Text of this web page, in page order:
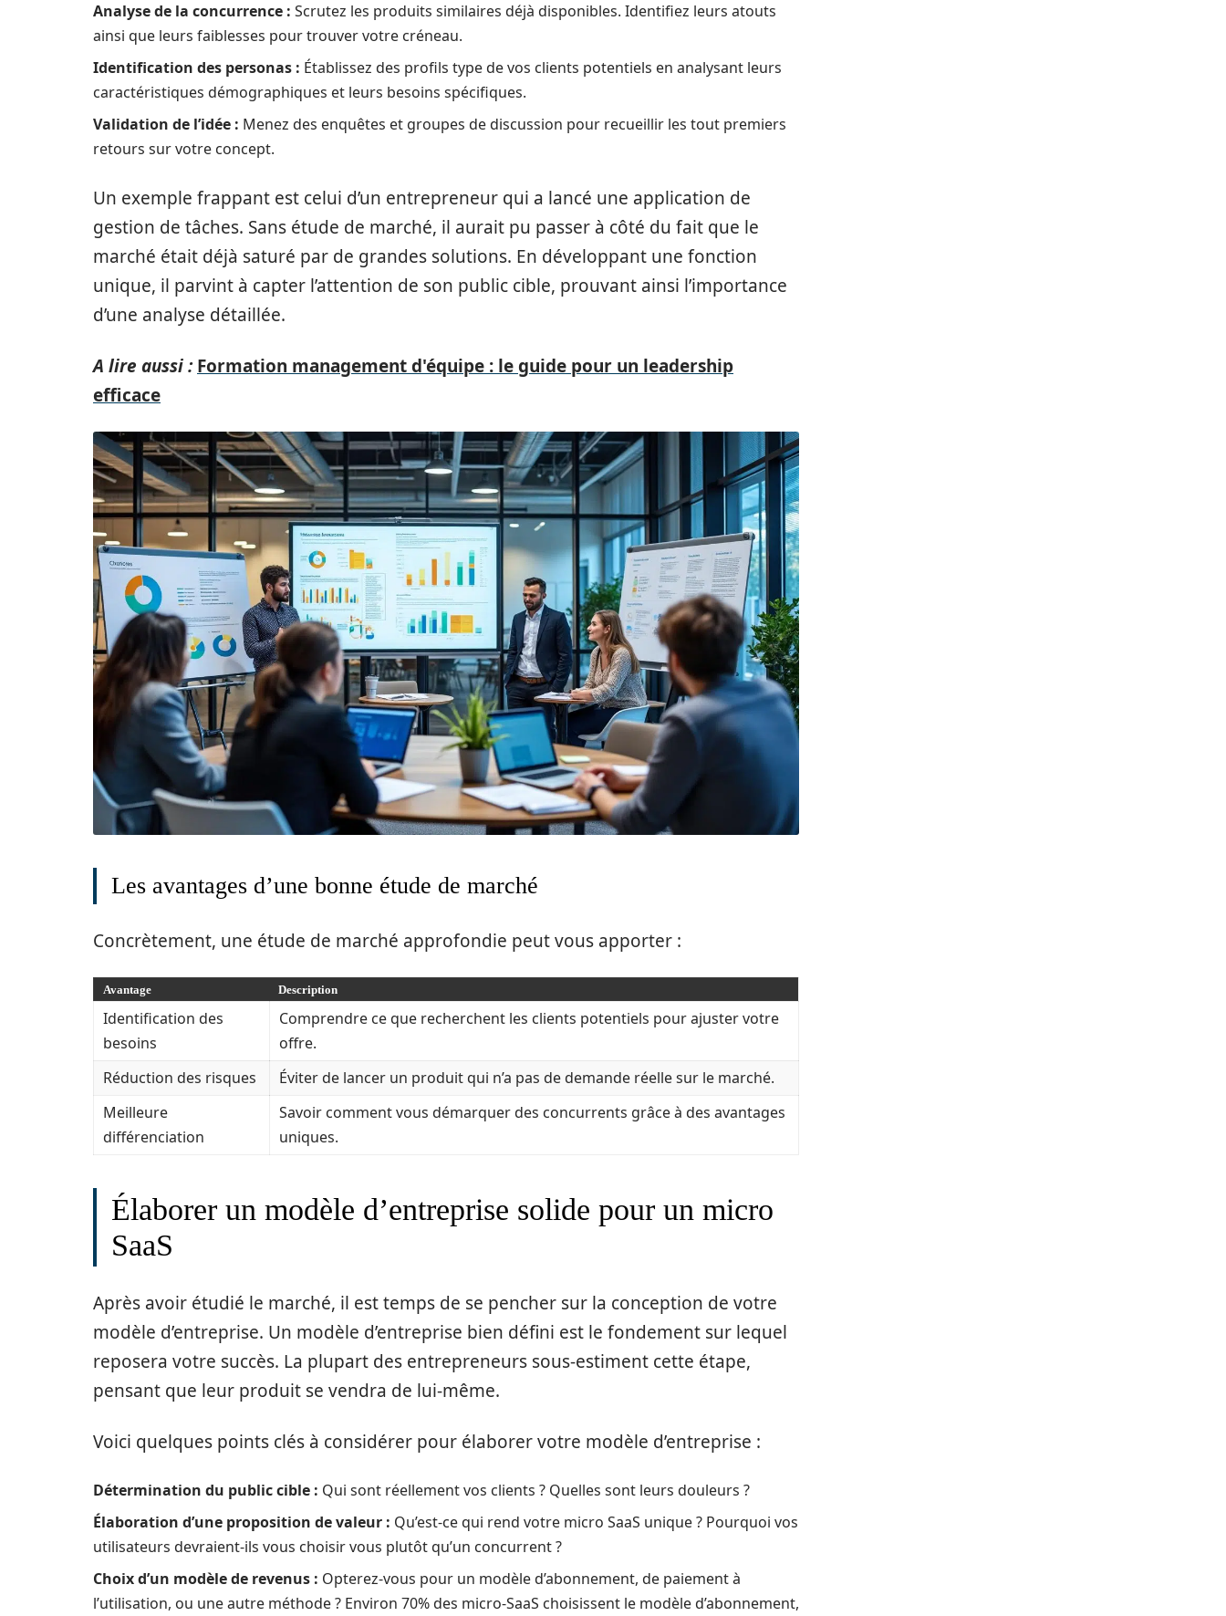
Analyse de la concurrence : Scrutez les produits similaires déjà disponibles. Identifiez leurs atouts
ainsi que leurs faiblesses pour trouver votre créneau.
Identification des personas : Établissez des profils type de vos clients potentiels en analysant leurs
caractéristiques démographiques et leurs besoins spécifiques.
Validation de l’idée : Menez des enquêtes et groupes de discussion pour recueillir les tout premiers
retours sur votre concept.
Un exemple frappant est celui d’un entrepreneur qui a lancé une application de
gestion de tâches. Sans étude de marché, il aurait pu passer à côté du fait que le
marché était déjà saturé par de grandes solutions. En développant une fonction
unique, il parvint à capter l’attention de son public cible, prouvant ainsi l’importance
d’une analyse détaillée.
A lire aussi : Formation management d'équipe : le guide pour un leadership
efficace
Les avantages d’une bonne étude de marché
Concrètement, une étude de marché approfondie peut vous apporter :
Avantage Description
Identification des
besoins
Comprendre ce que recherchent les clients potentiels pour ajuster votre
offre.
Réduction des risques
Éviter de lancer un produit qui n’a pas de demande réelle sur le marché.
Meilleure
différenciation
Savoir comment vous démarquer des concurrents grâce à des avantages
uniques.
Élaborer un modèle d’entreprise solide pour un micro
SaaS
Après avoir étudié le marché, il est temps de se pencher sur la conception de votre
modèle d’entreprise. Un modèle d’entreprise bien défini est le fondement sur lequel
reposera votre succès. La plupart des entrepreneurs sous-estiment cette étape,
pensant que leur produit se vendra de lui-même.
Voici quelques points clés à considérer pour élaborer votre modèle d’entreprise :
Détermination du public cible : Qui sont réellement vos clients ? Quelles sont leurs douleurs ?
Élaboration d’une proposition de valeur : Qu’est-ce qui rend votre micro SaaS unique ? Pourquoi vos
utilisateurs devraient-ils vous choisir vous plutôt qu’un concurrent ?
Choix d’un modèle de revenus : Opterez-vous pour un modèle d’abonnement, de paiement à
l’utilisation, ou une autre méthode ? Environ 70% des micro-SaaS choisissent le modèle d’abonnement,